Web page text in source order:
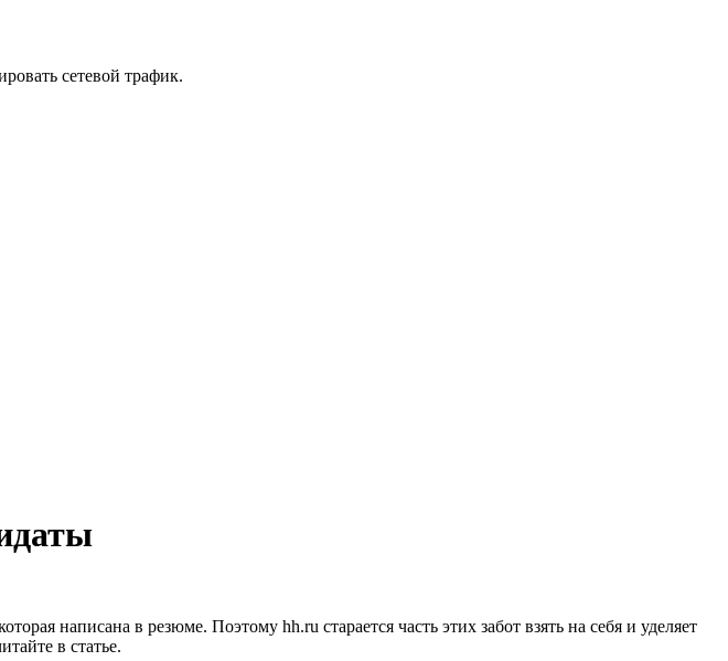
сетевой трафик.
написана в резюме. Поэтому hh.ru старается часть этих забот взять на себя и уделяет
в статье.